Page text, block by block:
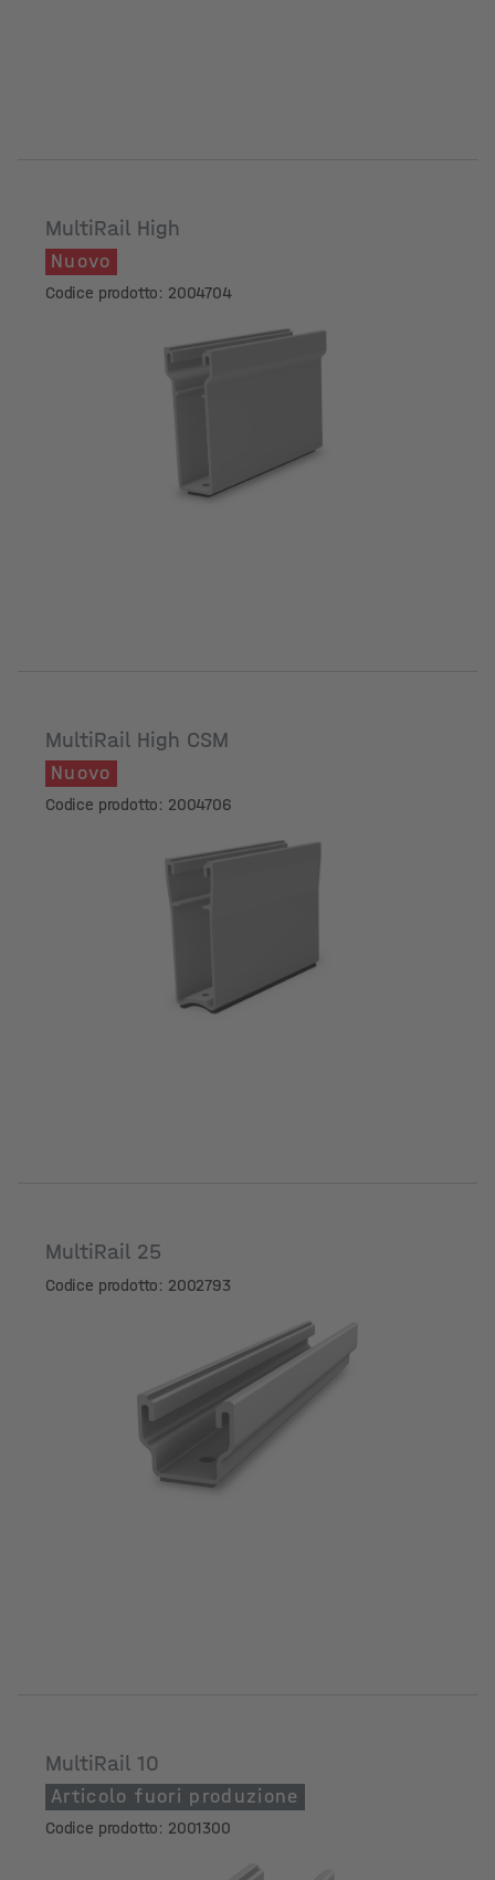
MultiRail High
Nuovo
Codice prodotto: 2004704
MultiRail High CSM
Nuovo
Codice prodotto: 2004706
MultiRail 25
Codice prodotto: 2002793
MultiRail 10
Articolo fuori produzione
Codice prodotto: 2001300